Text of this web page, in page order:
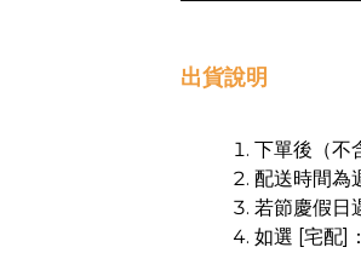
出貨說明
下單後（不
配送時間為
若節慶假日
如選 [宅配]